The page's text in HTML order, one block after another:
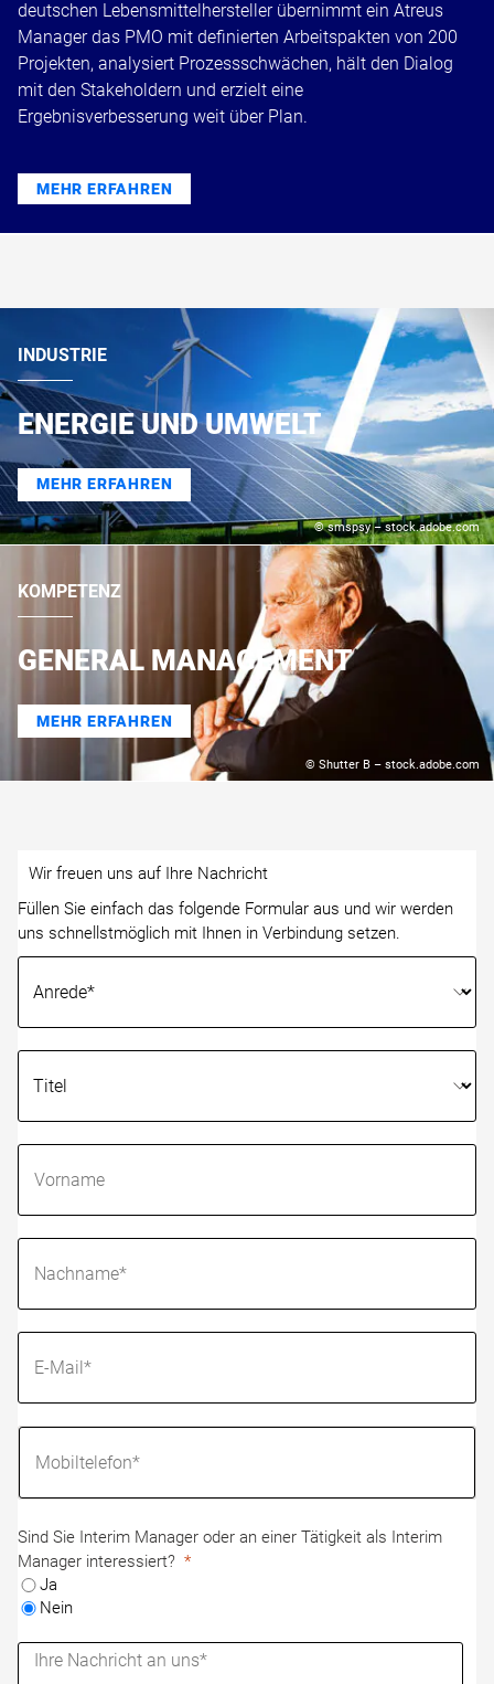
deutschen Lebensmittelhersteller übernimmt ein Atreus
Manager das PMO mit definierten Arbeitspakten von 200
Projekten, analysiert Prozessschwächen, hält den Dialog
mit den Stakeholdern und erzielt eine
Ergebnisverbesserung weit über Plan.
MEHR ERFAHREN
© smspsy – stock.adobe.com
INDUSTRIE
ENERGIE UND UMWELT
MEHR ERFAHREN
© Shutter B – stock.adobe.com
KOMPETENZ
GENERAL MANAGEMENT
MEHR ERFAHREN
Wir freuen uns auf Ihre Nachricht
Füllen Sie einfach das folgende Formular aus und wir werden
uns schnellstmöglich mit Ihnen in Verbindung setzen.
Sind Sie Interim Manager oder an einer Tätigkeit als Interim
Manager interessiert?
Ja
Nein